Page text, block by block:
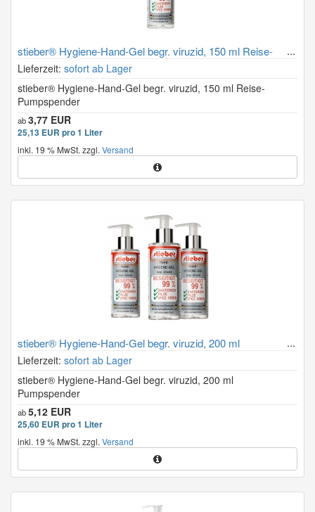
stieber® Hygiene-Hand-Gel begr. viruzid, 150 ml Reise-
Pumpspender
Lieferzeit: sofort ab Lager
stieber® Hygiene-Hand-Gel begr. viruzid, 150 ml Reise-
Pumpspender
ab3,77 EUR
25,13 EUR pro 1 Liter
inkl. 19 % MwSt. zzgl. Versand
stieber® Hygiene-Hand-Gel begr. viruzid, 200 ml
Pumpspender
Lieferzeit: sofort ab Lager
stieber® Hygiene-Hand-Gel begr. viruzid, 200 ml
Pumpspender
ab5,12 EUR
25,60 EUR pro 1 Liter
inkl. 19 % MwSt. zzgl. Versand